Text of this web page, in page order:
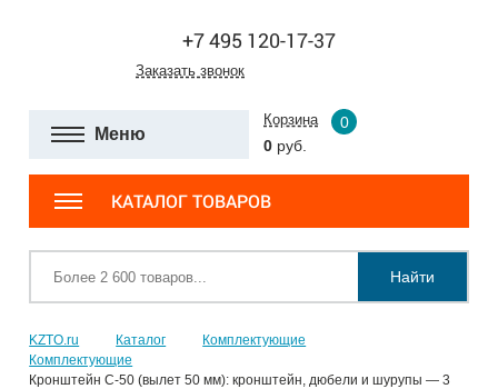
+7 495 120-17-37
Заказать звонок
Меню
Корзина
0
0 руб.
КАТАЛОГ ТОВАРОВ
Найти
KZTO.ru Каталог
Комплектующие
Комплектующие
Кронштейн С-50 (вылет 50 мм): кронштейн, дюбели и шурупы — 3